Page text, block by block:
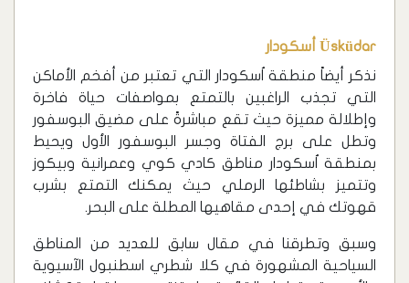
Üsküdar أسكودار
نذكر أيضاً منطقة اُسكودار التي تعتبر من أفخم الأماكن
التي تجذب الراغبين بالتمتع بمواصفات حياة فاخرة
وإطلالة مميزة حيث تقع مباشرةً على مضيق البوسفور
وتطل على برج الفتاة وجسر البوسفور الأول ويحيط
بمنطقة اُسكودار مناطق كادي كوي وعمرانية وبيكوز
وتتميز بشاطئها الرملي حيث يمكنك التمتع بشرب
قهوتك في إحدى مقاهيها المطلة على البحر.
وسبق وتطرقنا في مقال سابق للعديد من المناطق
السياحية المشهورة في كلا شطري اسطنبول الآسيوية